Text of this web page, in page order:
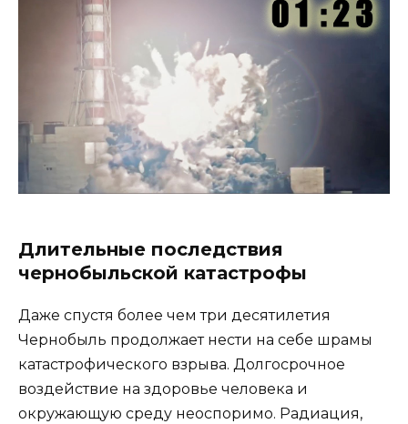
Длительные последствия
чернобыльской катастрофы
Даже спустя более чем три десятилетия
Чернобыль продолжает нести на себе шрамы
катастрофического взрыва. Долгосрочное
воздействие на здоровье человека и
окружающую среду неоспоримо. Радиация,